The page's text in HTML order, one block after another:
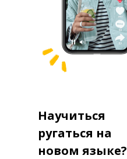
Научиться
ругаться на
новом языке?